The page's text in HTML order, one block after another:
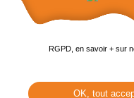
Liens rapides
Portes d'entrée
Baies coulissantes
RGPD, en savoir + sur
OK, tout